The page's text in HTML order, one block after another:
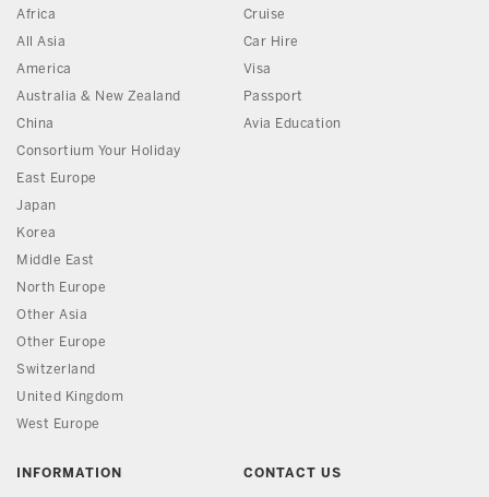
Africa
All Asia
America
Australia & New Zealand
China
Consortium Your Holiday
East Europe
Japan
Korea
Middle East
North Europe
Other Asia
Other Europe
Switzerland
United Kingdom
West Europe
Cruise
Car Hire
Visa
Passport
Avia Education
INFORMATION CONTACT US